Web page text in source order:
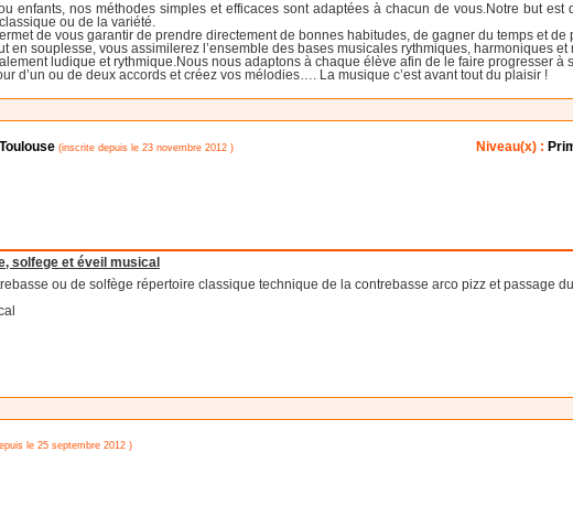
enfants, nos méthodes simples et efficaces sont adaptées à chacun de vous.Notre but
ou de la variété.
de vous garantir de prendre directement de bonnes habitudes, de gagner du temps et de
en souplesse, vous assimilerez l’ensemble des bases musicales rythmiques, harmoniques et
ludique et rythmique.Nous nous adaptons à chaque élève afin de le faire progresser à
d’un ou de deux accords et créez vos mélodies…. La musique c’est avant tout du plaisir !
(inscrite depuis le 23 novembre 2012 ) Niveau(x) :
solfege et éveil musical
ou de solfège répertoire classique technique de la contrebasse arco pizz et passage du
le 25 septembre 2012 )